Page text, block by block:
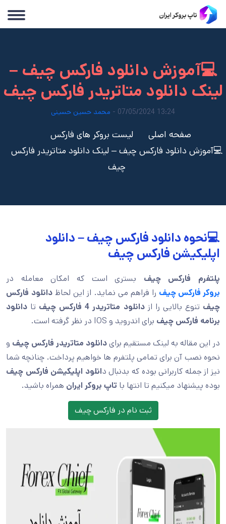
💻آموزش دانلود فارکس چیف –
لینک دانلود متاتریدر فارکس چیف
13:24 07/05/2024 - محمد حسین حسینی
صفحه اصلی
لیست بروکر های فارکس
💻آموزش دانلود فارکس چیف – لینک دانلود متاتریدر فارکس
چیف
💻نحوه دانلود فارکس چیف – دانلود
اپلیکیشن فارکس چیف
پلتفرم فارکس چیف بستری است که امکان معامله در
بروکر فارکس چیف را فراهم می نماید. از این لحاظ دانلود فارکس
چیف تنوع بالایی را ازدانلود متاتریدر 4 فارکس چیف تا دانلود
برنامه فارکس چیف برای اندروید و IOS در نظر گرفته است.
در این مقاله به لینک مستقیم برایدانلود متاتریدر فارکس چیف و
نحوه نصب آن برای تمامی پلتفرم ها خواهیم پرداخت. چنانچه شما
نیز از جمله کاربرانی بوده که بدنبال دانلود اپلیکیشن فارکس چیف
بوده پیشنهاد میکنیم تا انتها با تاپ بروکر ایران همراه باشید.
ثبت نام در فارکس چیف